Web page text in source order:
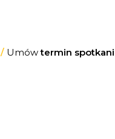
/Umówtermin